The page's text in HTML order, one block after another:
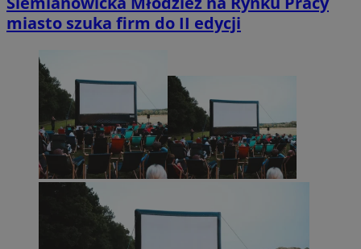
miasto szuka firm do II edycji